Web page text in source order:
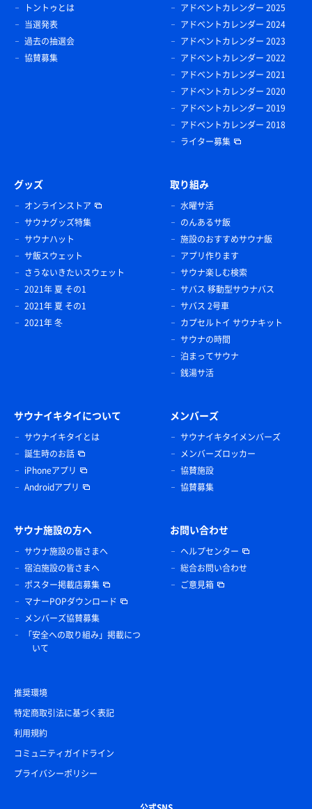
トントゥとは
当選発表
過去の抽選会
協賛募集
アドベントカレンダー 2025
アドベントカレンダー 2024
アドベントカレンダー 2023
アドベントカレンダー 2022
アドベントカレンダー 2021
アドベントカレンダー 2020
アドベントカレンダー 2019
アドベントカレンダー 2018
ライター募集
グッズ
オンラインストア
サウナグッズ特集
サウナハット
サ飯スウェット
さうないきたいスウェット
2021年 夏 その1
2021年 夏 その1
2021年 冬
取り組み
水曜サ活
のんあるサ飯
施設のおすすめサウナ飯
アプリ作ります
サウナ楽しむ検索
サバス 移動型サウナバス
サバス 2号車
カプセルトイ サウナキット
サウナの時間
泊まってサウナ
銭湯サ活
サウナイキタイについて
サウナイキタイとは
誕生時のお話
iPhoneアプリ
Androidアプリ
メンバーズ
サウナイキタイメンバーズ
メンバーズロッカー
協賛施設
協賛募集
サウナ施設の方へ
サウナ施設の皆さまへ
宿泊施設の皆さまへ
ポスター掲載店募集
マナーPOPダウンロード
メンバーズ協賛募集
「安全への取り組み」掲載につ
いて
お問い合わせ
ヘルプセンター
総合お問い合わせ
ご意見箱
推奨環境
特定商取引法に基づく表記
利用規約
コミュニティガイドライン
プライバシーポリシー